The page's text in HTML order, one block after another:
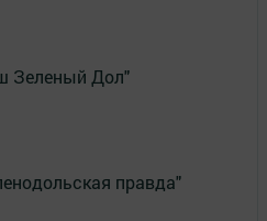
Зеленый Дол"
правда"